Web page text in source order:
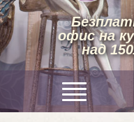
офис на
над